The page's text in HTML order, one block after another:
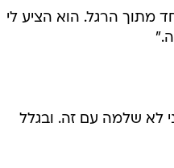
מתוך הרגל. הוא הציע לי
לא שלמה עם זה. ובגלל